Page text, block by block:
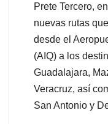
Prete Tercero,
nuevas rutas
desde el
(AIQ) a los
Guadalajara,
Veracruz, así
San Antonio y